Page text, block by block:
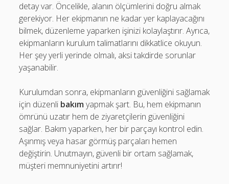
detay var. Öncelikle, alanın ölçümlerini doğru almak
gerekiyor. Her ekipmanın ne kadar yer kaplayacağını
bilmek, düzenleme yaparken işinizi kolaylaştırır. Ayrıca,
ekipmanların kurulum talimatlarını dikkatlice okuyun.
Her şey yerli yerinde olmalı, aksi takdirde sorunlar
yaşanabilir.
Kurulumdan sonra, ekipmanların güvenliğini sağlamak
için düzenli bakım yapmak şart. Bu, hem ekipmanın
ömrünü uzatır hem de ziyaretçilerin güvenliğini
sağlar. Bakım yaparken, her bir parçayı kontrol edin.
Aşınmış veya hasar görmüş parçaları hemen
değiştirin. Unutmayın, güvenli bir ortam sağlamak,
müşteri memnuniyetini artırır!